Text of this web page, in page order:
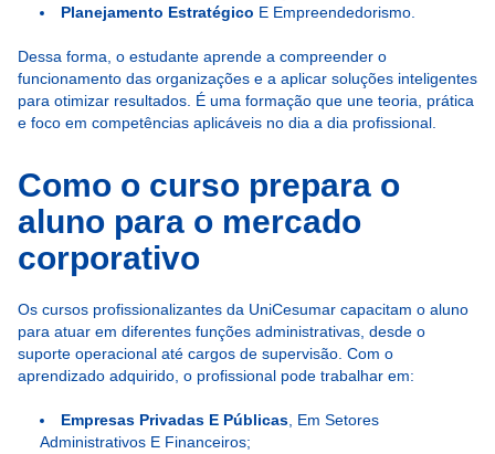
Planejamento Estratégico E Empreendedorismo.
Dessa forma, o estudante aprende a compreender o
funcionamento das organizações e a aplicar soluções inteligentes
para otimizar resultados. É uma formação que une teoria, prática
e foco em competências aplicáveis no dia a dia profissional.
Como o curso prepara o
aluno para o mercado
corporativo
Os cursos profissionalizantes da UniCesumar capacitam o aluno
para atuar em diferentes funções administrativas, desde o
suporte operacional até cargos de supervisão. Com o
aprendizado adquirido, o profissional pode trabalhar em:
Empresas Privadas E Públicas , Em Setores
Administrativos E Financeiros;